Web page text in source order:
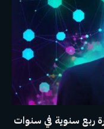
ربع سنوية في سنوات